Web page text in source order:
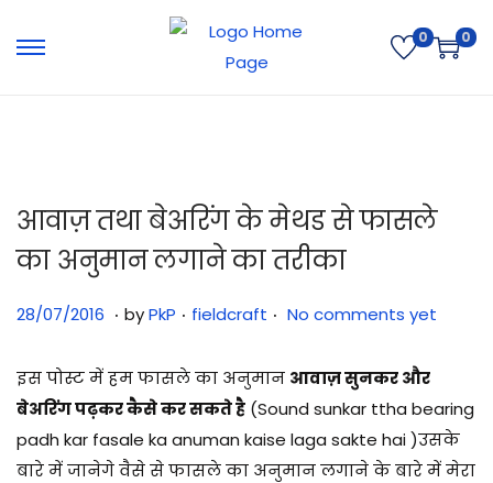
0 0
आवाज़ तथा बेअरिंग के मेथड से फासले
का अनुमान लगाने का तरीका
Posted on
28/07/2016 3
/
0
7
/
. byPkP . Posted in
fieldcraft . No comments yet
इस पोस्ट में हम फासले का अनुमान आवाज़ सुनकर और
बेअरिंग पढ़कर कैसे कर सकते है (Sound sunkar ttha bearing
padh kar fasale ka anuman kaise laga sakte hai )उसके
बारे में जानेगे वैसे से फासले का अनुमान लगाने के बारे में मेरा